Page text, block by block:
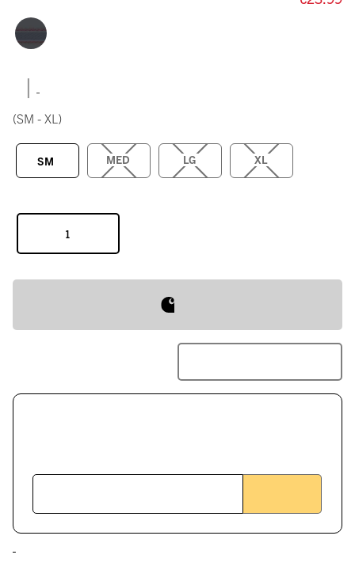
|
(SM - XL)
SM MED LG XL